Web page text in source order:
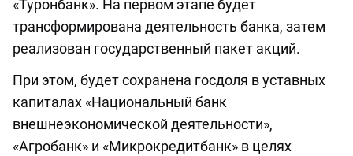
«Туронбанк». На первом этапе будет
трансформирована деятельность банка, затем
реализован государственный пакет акций.
При этом, будет сохранена госдоля в уставных
капиталах «Национальный банк
внешнеэкономической деятельности»,
«Агробанк» и «Микрокредитбанк» в целях